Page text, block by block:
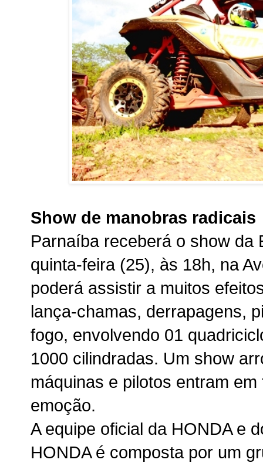
Show de manobras radicais
Parnaíba receberá o show da
quinta-feira (25), às 18h, na
poderá assistir a muitos
lança-chamas, derrapagens,
fogo, envolvendo 01
1000 cilindradas. Um show
máquinas e pilotos entram
emoção.
A equipe oficial da HONDA e
HONDA é composta por um